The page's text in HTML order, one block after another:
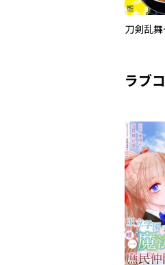
ラブ